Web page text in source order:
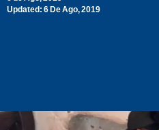
Updated: 6 De Ago, 2019